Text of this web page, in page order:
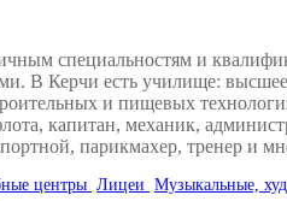
специальностям и
В Керчи есть училище:
и пищевых
капитан, механик,
парикмахер, тренер и
центры Лицеи Музыкальные,